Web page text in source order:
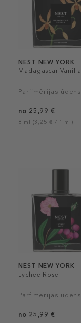
NEST NEW YORK
Madagascar Vanilla
Parfimērijas ūdens
no 25,99 €
8 ml (3,25 € / 1 ml)
NEST NEW YORK
Lychee Rose
Parfimērijas ūdens
no 25,99 €